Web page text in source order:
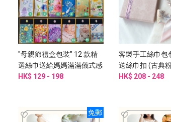
"母親節禮盒包裝" 12 款精
選絲巾送給媽媽滿滿儀式感
| 團購2件起訂
HK$ 129 - 198
客製手工絲巾包
送絲巾扣 (古典
HK$ 208 - 248
免郵